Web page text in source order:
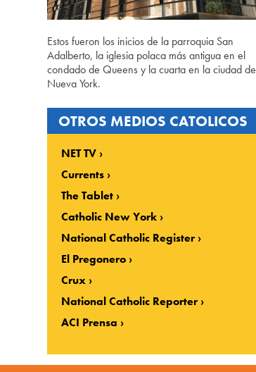
Estos fueron los inicios de la parroquia San
Adalberto, la iglesia polaca más antigua en el
condado de Queens y la cuarta en la ciudad de
Nueva York.
OTROS MEDIOS CATOLICOS
NET TV
Currents
The Tablet
Catholic New York
National Catholic Register
El Pregonero
Crux
National Catholic Reporter
ACI Prensa